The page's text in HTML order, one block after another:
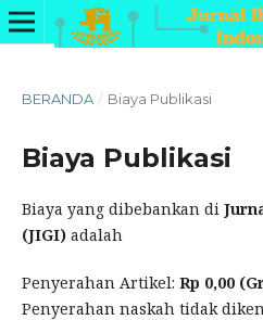
BERANDA / Biaya Publikasi
Biaya Publikasi
Biaya yang dibebankan di
(JIGI)adalah
Penyerahan Artikel: Rp 0,00
Penyerahan naskah tidak